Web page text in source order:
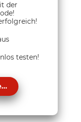
der
testen!